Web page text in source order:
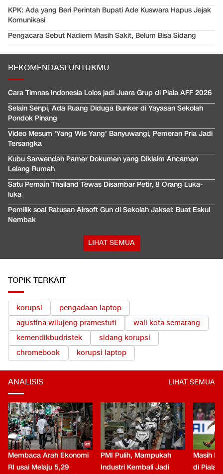
KPK: Ada yang Beri Perintah Bupati Ade Kuswara Hapus Jejak
Komunikasi
Pengacara Sebut Nadiem Masih Sakit, Belum Bisa Sidang
REKOMENDASI UNTUKMU
Cara Timnas Indonesia Lolos jadi Juara Grup di Piala AFF 2026
Selain Senpi, Ada Ruang Diduga Bunker di Yayasan Sekolah
Pondok Pinang
Video Mesum 'Yang Wis Yang' Banyuwangi, Pemeran Pria Jadi
Tersangka
Kubu Sarwendah Pamer Dokumen yang Diklaim Ancaman
Lelang Rumah
Satu Pemain Thailand Tewas Disambar Petir, 8 Orang Luka-
luka
Pemilik soal Ratusan Airsoft Gun di Sekolah Jaksel: Buat Eskul
Nembak
LIHAT SEMUA
TOPIK TERKAIT
korupsi
pengadaan laptop
agustina wilujeng pramestuti
wali kota semarang
kemendikbudristek
sidang korupsi
chromebook
korupsi laptop
ANALISIS LIHAT SEMUA
Membaca Arah Ekonomi
RI usai Melaju 5,29
PMI Pulih, Mampukah
Industri Kembali Jadi
Masih
di Piala